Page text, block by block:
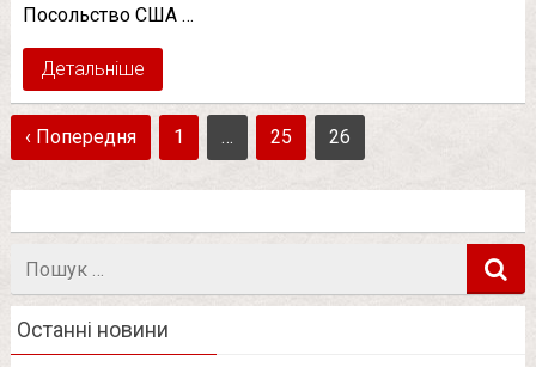
Посольство США …
Детальніше
‹ Попередня 1 … 25 26
Останні новини